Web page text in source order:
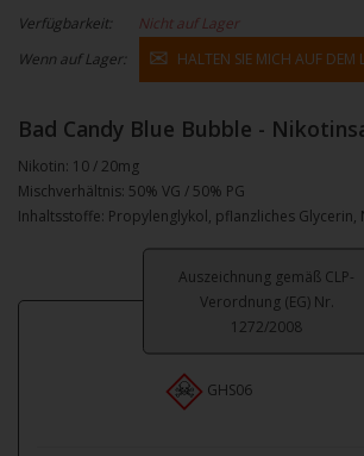
Verfügbarkeit:
Nicht auf Lager
Wenn auf Lager:
HALTEN SIE MICH AUF DEM
Bad Candy Blue Bubble -
Nikotin: 10 / 20mg
Mischverhältnis: 50% VG / 50% PG
Inhaltsstoffe: Propylenglykol, pflanzliches Glycerin,
Auszeichnung gemäß CLP-
Verordnung (EG) Nr.
1272/2008
GHS06